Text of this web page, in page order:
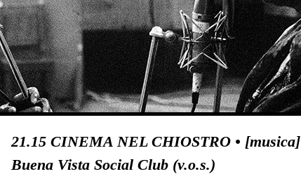
21.15 CINEMA NEL CHIOSTRO • [musica]
Buena Vista Social Club (v.o.s.)